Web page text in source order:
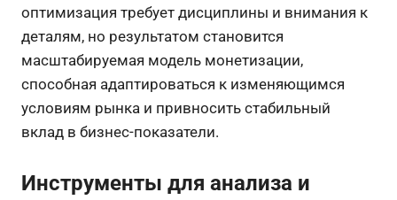
оптимизация требует дисциплины и внимания к
деталям, но результатом становится
масштабируемая модель монетизации,
способная адаптироваться к изменяющимся
условиям рынка и привносить стабильный
вклад в бизнес-показатели.
Инструменты для анализа и